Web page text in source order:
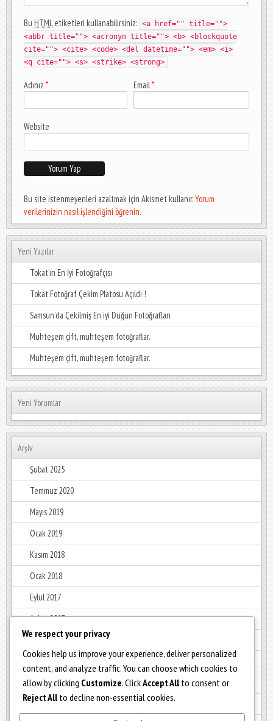
Bu HTMLetiketleri kullanabilirsiniz: <a href="" title="">
<abbr title=""> <acronym title=""> <b> <blockquote
cite=""> <cite> <code> <del datetime=""> <em> <i>
<q cite=""> <s> <strike> <strong>
Adınız * Email*
Website
Bu site istenmeyenleri azaltmak için Akismet kullanır.Yorum
verilerinizin nasıl işlendiğini öğrenin.
Yeni Yazılar
Tokat’ın En İyi Fotoğrafçısı
Tokat Fotoğraf Çekim Platosu Açıldı !
Samsun’da Çekilmiş En iyi Düğün Fotoğrafları
Muhteşem çift, muhteşem fotoğraflar.
Muhteşem çift, muhteşem fotoğraflar.
Yeni Yorumlar
Arşiv
Şubat 2025
Temmuz 2020
Mayıs 2019
Ocak 2019
Kasım 2018
Ocak 2018
Eylül 2017
Şubat 2017
Ocak 2017
Aralık 2016
Haziran 2016
Mayıs 2016
We respect your privacy
Cookies help us improve your experience, deliver personalized
content, and analyze traffic. You can choose which cookies to
allow by clicking Customize. ClickAccept Allto consent or
Reject Allto decline non-essential cookies.